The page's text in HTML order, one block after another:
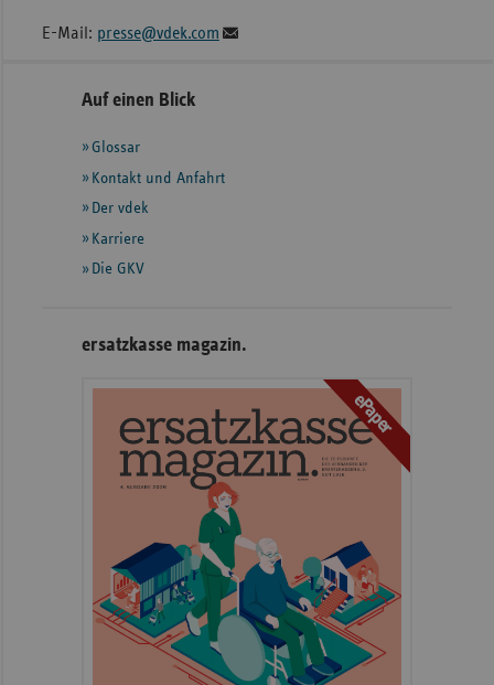
E-Mail: presse@vdek.com
Seitennavigation
Seitenleiste
weiteren
Informationen
Auf einen Blick
Glossar
Kontakt und Anfahrt
Der vdek
Karriere
Die GKV
ersatzkasse magazin.
ePaper